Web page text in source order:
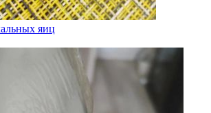
яиц